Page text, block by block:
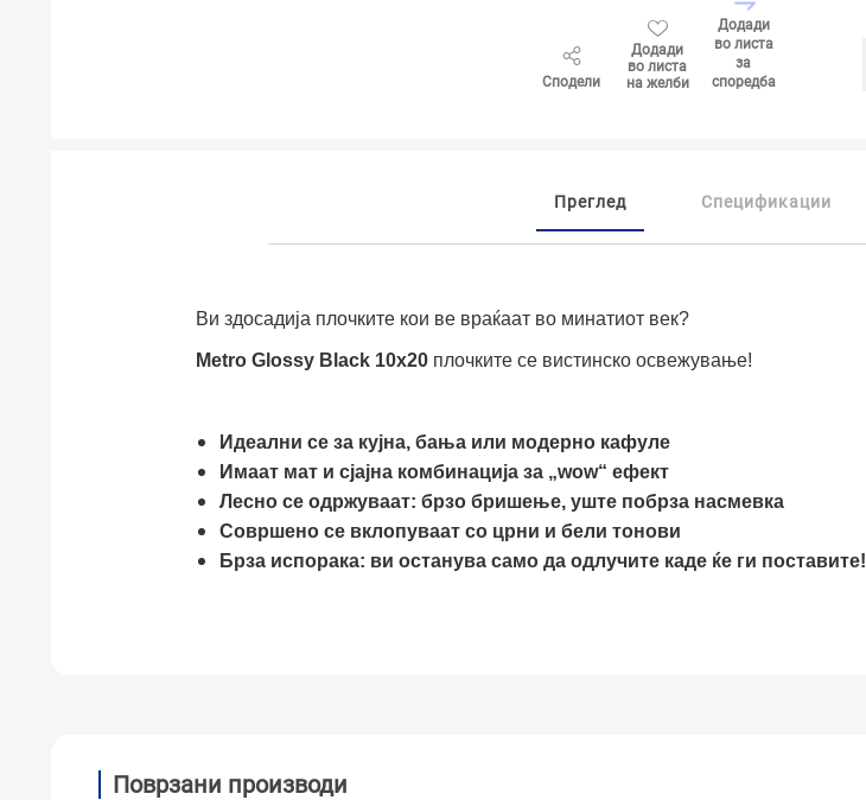
Сподели
Додади
во листа
на желби
Додади
во листа
за
споредба
Преглед Спецификации
Ви здосадија плочките кои ве враќаат во минатиот век?
Metro Glossy Black 10x20плочките се вистинско освежување!
Идеални се за кујна, бања или модерно кафуле
Имаат мат и сјајна комбинација за „wow“ ефект
Лесно се одржуваат: брзо бришење, уште побрза насмевка
Совршено се вклопуваат со црни и бели тонови
Брза испорака: ви останува само да одлучите каде ќе ги поставите!
Поврзани производи